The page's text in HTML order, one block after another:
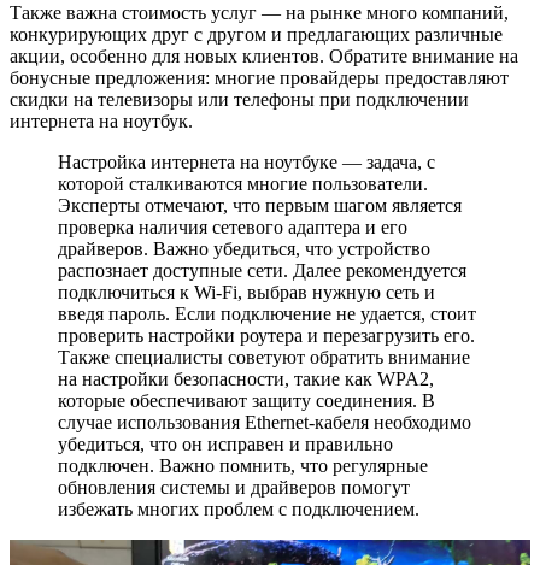
Также важна стоимость услуг — на рынке много компаний,
конкурирующих друг с другом и предлагающих различные
акции, особенно для новых клиентов. Обратите внимание на
бонусные предложения: многие провайдеры предоставляют
скидки на телевизоры или телефоны при подключении
интернета на ноутбук.
Настройка интернета на ноутбуке — задача, с
которой сталкиваются многие пользователи.
Эксперты отмечают, что первым шагом является
проверка наличия сетевого адаптера и его
драйверов. Важно убедиться, что устройство
распознает доступные сети. Далее рекомендуется
подключиться к Wi-Fi, выбрав нужную сеть и
введя пароль. Если подключение не удается, стоит
проверить настройки роутера и перезагрузить его.
Также специалисты советуют обратить внимание
на настройки безопасности, такие как WPA2,
которые обеспечивают защиту соединения. В
случае использования Ethernet-кабеля необходимо
убедиться, что он исправен и правильно
подключен. Важно помнить, что регулярные
обновления системы и драйверов помогут
избежать многих проблем с подключением.